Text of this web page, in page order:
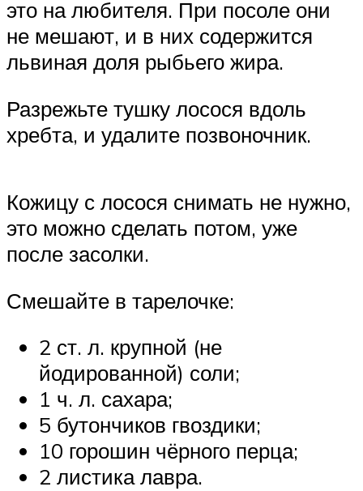
это на любителя. При посоле они
не мешают, и в них содержится
львиная доля рыбьего жира.
Разрежьте тушку лосося вдоль
хребта, и удалите позвоночник.
Кожицу с лосося снимать не нужно,
это можно сделать потом, уже
после засолки.
Смешайте в тарелочке:
2 ст. л. крупной (не
йодированной) соли;
1 ч. л. сахара;
5 бутончиков гвоздики;
10 горошин чёрного перца;
2 листика лавра.